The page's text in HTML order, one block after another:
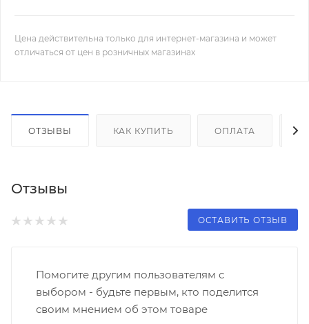
Цена действительна только для интернет-магазина и может
отличаться от цен в розничных магазинах
ОТЗЫВЫ КАК КУПИТЬ ОПЛАТА
Отзывы
ОСТАВИТЬ ОТЗЫВ
Помогите другим пользователям с
выбором - будьте первым, кто поделится
своим мнением об этом товаре